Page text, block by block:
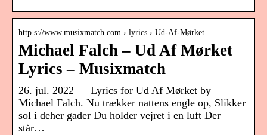
http s://www.musixmatch.com › lyrics › Ud-Af-Mørket
Michael Falch – Ud Af Mørket
Lyrics – Musixmatch
26. jul. 2022 — Lyrics for Ud Af Mørket by
Michael Falch. Nu trækker nattens engle op, Slikker
sol i deher gader Du holder vejret i en luft Der
står…